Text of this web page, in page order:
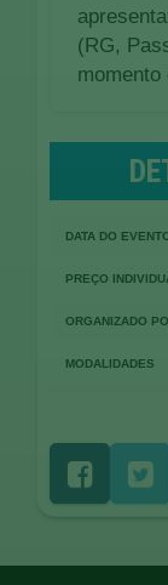
(RG,
momento
DATA DO
PREÇO
ORGANIZADO
MODALIDADES